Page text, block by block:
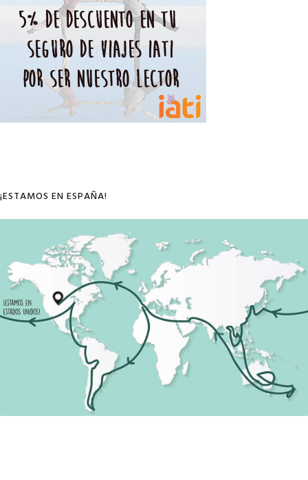
¡ESTAMOS EN ESPAÑA!